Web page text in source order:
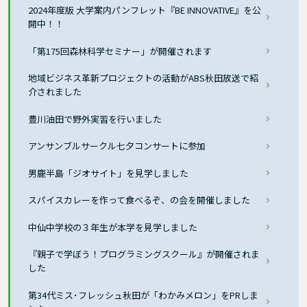
2024年度版 大学案内パンフレット『BE INNOVATIVE』を公
開中！！
「第175回森林科学セミナー」が開催されます
地域ビジネス革新プロジェクトの活動がABS秋田放送で紹
介されました
豊川油田で野外実習を行いました
アンサンブルサークル七夕コンサートに参加
男鹿半島「ジオサイト」を見学しました
スパイスカレーを作って食べるぞ、の会を開催しました
中仙中学校の３年生が本学を見学しました
『親子で学ぼう！プログラミングスクール』が開催されま
した
第34代ミス･フレッシュ秋田が「わかみメロン」をPRしま